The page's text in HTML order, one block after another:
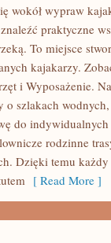
wokół wypraw
praktyczne
To miejsce
kajakarzy.
i Wyposażenie.
szlakach
do
rodzinne
Dzięki temu
[ Read More ]